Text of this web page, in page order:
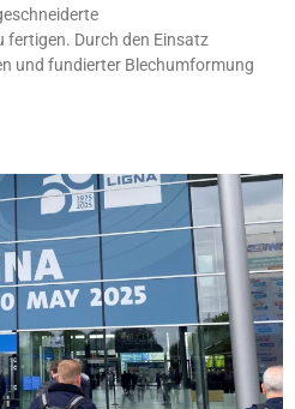
Durch den Einsatz
und fundierter Blechumformung